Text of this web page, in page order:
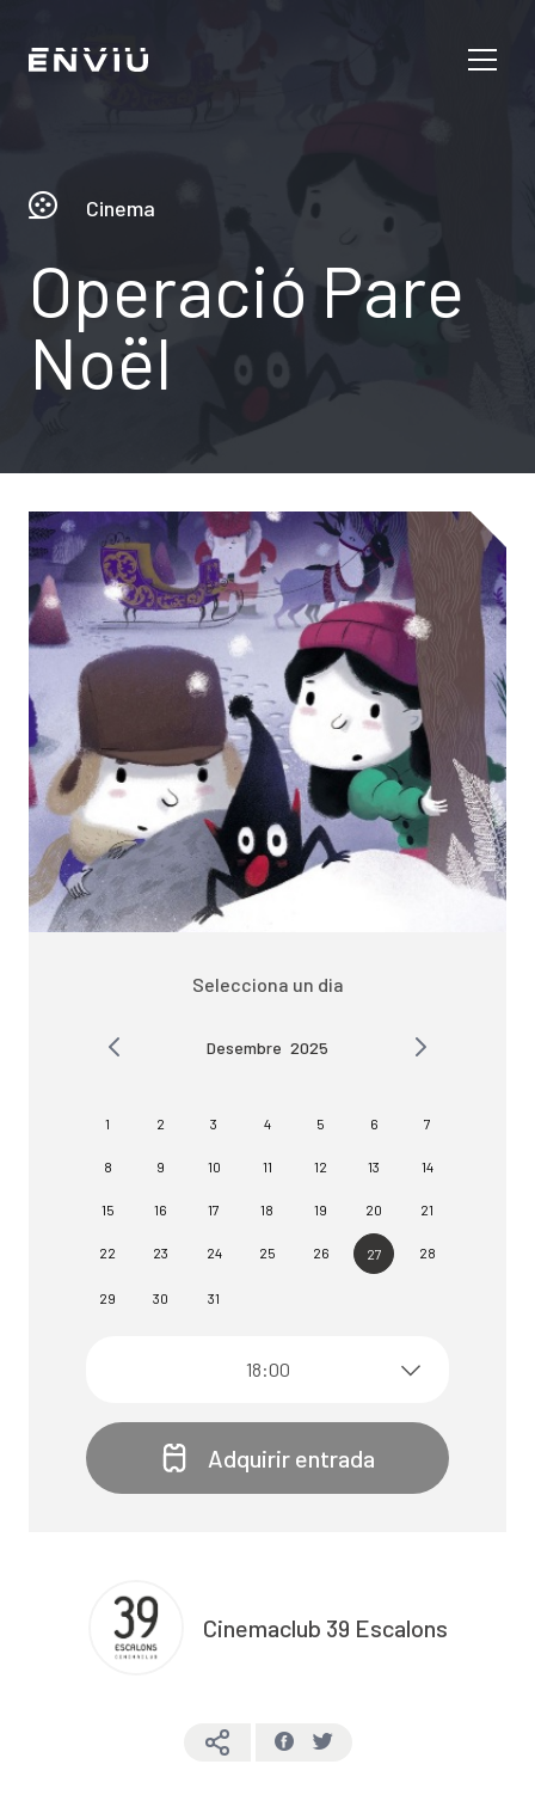
Cinema
Operació Pare
Noël
Selecciona un dia
Desembre 2025
1 2 3 4 5 6 7
8 9 10 11 12 13 14
15 16 17 18 19 20 21
22 23 24 25 26 27 28
29 30 31
18:00
Adquirir entrada
Cinemaclub 39 Escalons